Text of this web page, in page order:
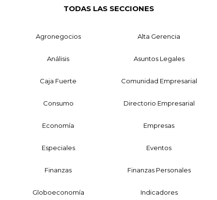
TODAS LAS SECCIONES
Agronegocios Alta Gerencia
Análisis Asuntos Legales
Caja Fuerte Comunidad Empresarial
Consumo Directorio Empresarial
Economía Empresas
Especiales Eventos
Finanzas Finanzas Personales
Globoeconomía Indicadores